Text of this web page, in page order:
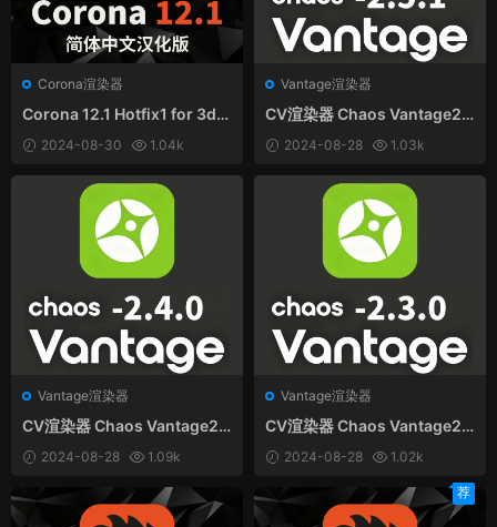
Corona渲染器
Corona 12.1 Hotfix1 for 3ds
Max 中文汉化和谐版
2024-08-30 1.04k
Vantage渲染器
CV渲染器 Chaos Vantage2.
5.1 和谐版（附汉化）
2024-08-28 1.03k
Vantage渲染器
CV渲染器 Chaos Vantage2.
4.0 和谐版（附汉化）
2024-08-28 1.09k
Vantage渲染器
CV渲染器 Chaos Vantage2.
3.0 和谐版（附汉化）
2024-08-28 1.02k
荐